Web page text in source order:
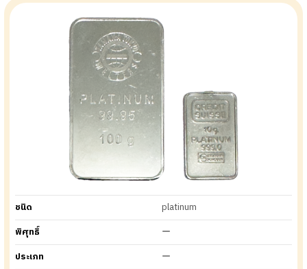
ชนิด
platinum
พิศุทธิ์
ー
ประเภท
ー